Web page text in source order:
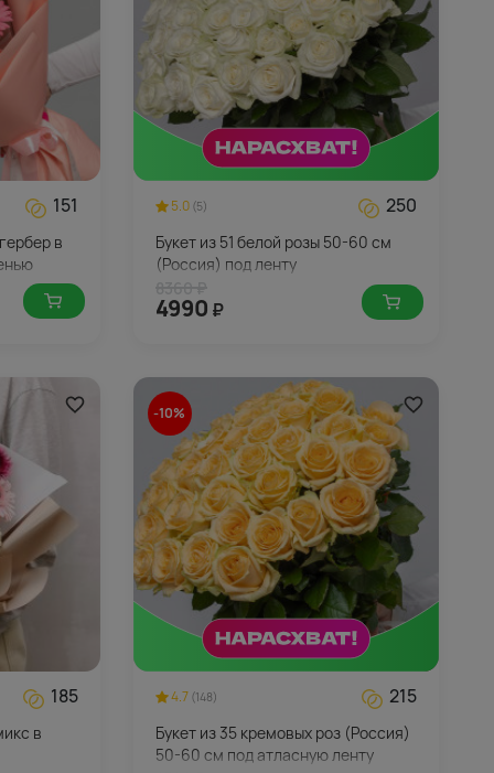
151
в
5.0 (5) 250
Букет из 51 белой розы 50-60 см
(Россия) под ленту
4990 ₽
185
в
-10%
4.7 (148) 215
Букет из 35 кремовых роз (Россия)
50-60 см под атласную ленту